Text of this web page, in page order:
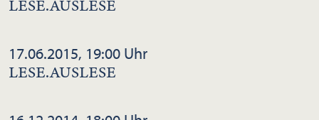
LESE.AUSLESE
17.06.2015, 19:00 Uhr
LESE.AUSLESE